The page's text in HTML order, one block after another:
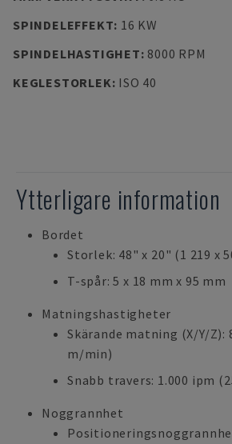
SPINDELEFFEKT: 16 KW
SPINDELHASTIGHET: 8000 RPM
KEGLESTORLEK: ISO 40
Ytterligare information
Bordet
Storlek: 48" x 20" (1 219 x
T-spår: 5 x 18 mm x 95 mm
Matningshastigheter
Skärande matning (X/Y/Z):
m/min)
Snabb travers: 1.000 ipm
Noggrannhet